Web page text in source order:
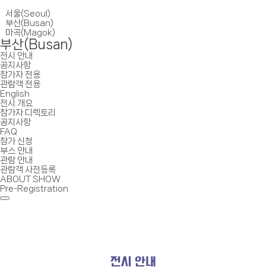
서울(Seoul)
부산(Busan)
마곡(Magok)
부산(Busan)
전시 안내
공지사항
참가자 전용
관람객 전용
English
전시 개요
참가자 디렉토리
공지사항
FAQ
참가 신청
부스 안내
관람 안내
관람객 사전등록
ABOUT SHOW
Pre-Registration
전시 안내